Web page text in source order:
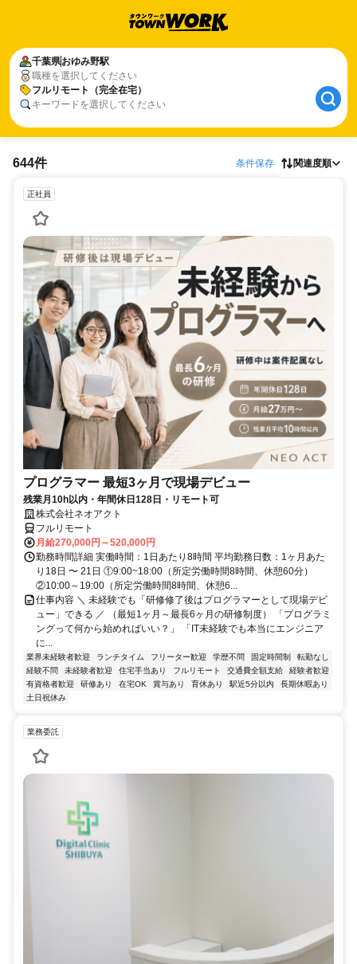
千葉県おゆみ野駅
職種を選択してください
フルリモート（完全在宅）
キーワードを選択してください
644件 条件保存 関連度順
正社員
プログラマー 最短3ヶ月で現場デビュー
残業月10h以内・年間休日128日・リモート可
株式会社ネオアクト
フルリモート
月給270,000円～520,000円
勤務時間詳細 実働時間：1日あたり8時間 平均勤務日数：1ヶ月あた
り18日 〜 21日 ①9:00~18:00（所定労働時間8時間、休憩60分）
②10:00～19:00（所定労働時間8時間、休憩6...
仕事内容 ＼ 未経験でも「研修修了後はプログラマーとして現場デビ
ュー」できる ／ （最短1ヶ月～最長6ヶ月の研修制度） 「プログラミ
ングって何から始めればいい？」 「IT未経験でも本当にエンジニア
に...
業界未経験者歓迎 ランチタイム フリーター歓迎 学歴不問 固定時間制
転勤なし
経験不問
未経験者歓迎 住宅手当あり フルリモート 交通費全額支給
経験者歓迎
有資格者歓迎
研修あり 在宅OK 賞与あり 育休あり 駅近5分以内
長期休暇あり
土日祝休み
業務委託